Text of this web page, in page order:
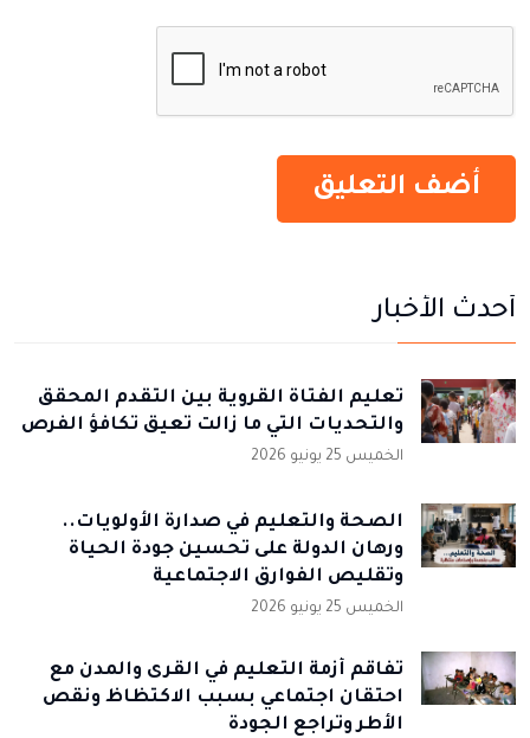
أحدث الأخبار
تعليم الفتاة القروية بين التقدم المحقق
والتحديات التي ما زالت تعيق تكافؤ الفرص
الخميس 25 يونيو 2026
الصحة والتعليم في صدارة الأولويات..
ورهان الدولة على تحسين جودة الحياة
وتقليص الفوارق الاجتماعية
الخميس 25 يونيو 2026
تفاقم أزمة التعليم في القرى والمدن مع
احتقان اجتماعي بسبب الاكتظاظ ونقص
الأطر وتراجع الجودة